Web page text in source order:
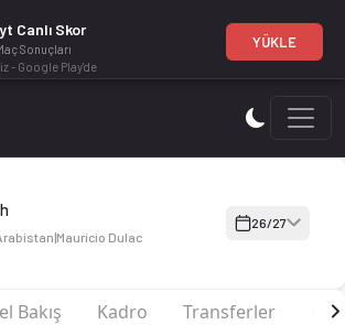
| Pro League'de 1. sırada, 0 puan.
|Maurício Dulac
26/27
Bakış Kadro Transferler
Canlı Skor
Sonuçları
- Google Play'de
YÜKLE